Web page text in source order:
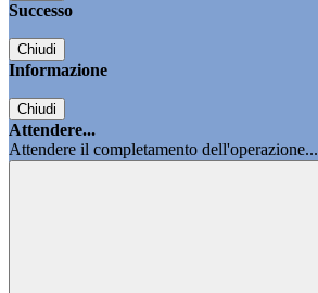
Successo
Chiudi
Informazione
Chiudi
Attendere...
Attendere il completamento dell'operazione...